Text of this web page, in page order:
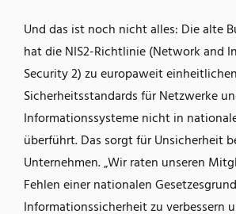
Und das ist noch nicht alles: Die alte
hat die NIS2-Richtlinie (Network and
Security 2) zu europaweit einheitlichen
Sicherheitsstandards für Netzwerke
Informationssysteme nicht in
überführt. Das sorgt für Unsicherheit
Unternehmen. „Wir raten unseren
Fehlen einer nationalen
Informationssicherheit zu verbessern